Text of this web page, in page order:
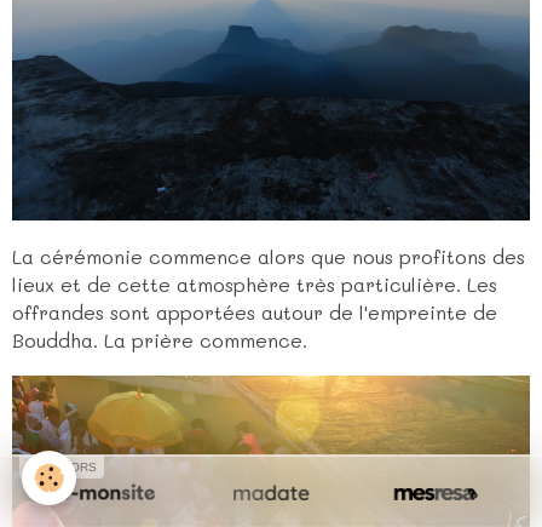
La cérémonie commence alors que nous profitons des
lieux et de cette atmosphère très particulière. Les
offrandes sont apportées autour de l'empreinte de
Bouddha. La prière commence.
SPONSORS